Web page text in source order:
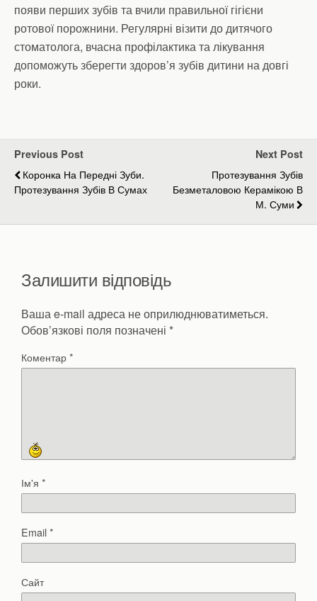
появи перших зубів та вчили правильної гігієни
ротової порожнини. Регулярні візити до дитячого
стоматолога, вчасна профілактика та лікування
допоможуть зберегти здоров’я зубів дитини на довгі
роки.
Previous Post
Коронка На Передні Зуби.
Протезування Зубів В Сумах
Next Post
Протезування Зубів
Безметаловою Керамікою В
М. Суми
Залишити відповідь
Ваша e-mail адреса не оприлюднюватиметься.
Обов’язкові поля позначені *
Коментар*
Ім'я *
Email*
Сайт